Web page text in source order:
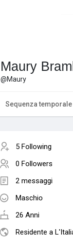
Maury
@Maury
Sequenza temporale
5 Following
0 Followers
2 messaggi
Maschio
26 Anni
Residente a